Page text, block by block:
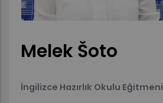
Melek Šoto
İngilizce Hazırlık Okulu Eğitmeni